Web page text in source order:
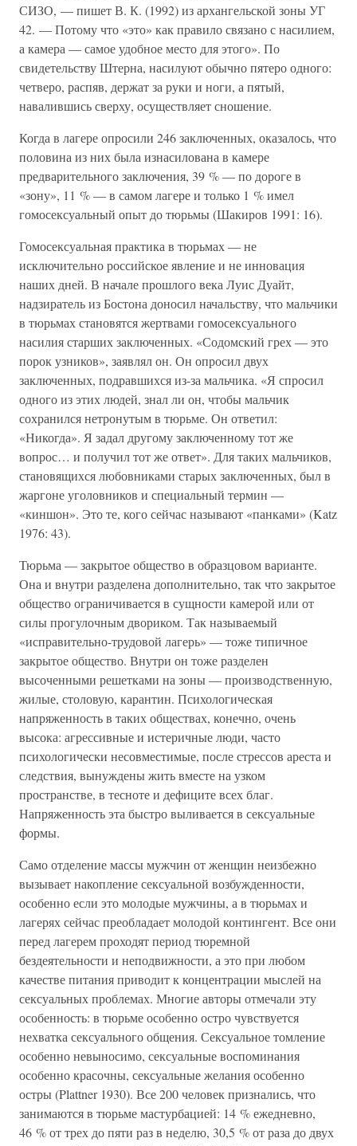
СИЗО, — пишет В. К. (1992) из архангельской зоны УГ
42. — Потому что «это» как правило связано с насилием,
а камера — самое удобное место для этого». По
свидетельству Штерна, насилуют обычно пятеро одного:
четверо, распяв, держат за руки и ноги, а пятый,
навалившись сверху, осуществляет сношение.
Когда в лагере опросили 246 заключенных, оказалось, что
половина из них была изнасилована в камере
предварительного заключения, 39 % — по дороге в
«зону», 11 % — в самом лагере и только 1 % имел
гомосексуальный опыт до тюрьмы (Шакиров 1991: 16).
Гомосексуальная практика в тюрьмах — не
исключительно российское явление и не инновация
наших дней. В начале прошлого века Луис Дуайт,
надзиратель из Бостона доносил начальству, что мальчики
в тюрьмах становятся жертвами гомосексуального
насилия старших заключенных. «Содомский грех — это
порок узников», заявлял он. Он опросил двух
заключенных, подравшихся из-за мальчика. «Я спросил
одного из этих людей, знал ли он, чтобы мальчик
сохранился нетронутым в тюрьме. Он ответил:
«Никогда». Я задал другому заключенному тот же
вопрос… и получил тот же ответ». Для таких мальчиков,
становящихся любовниками старых заключенных, был в
жаргоне уголовников и специальный термин —
«киншон». Это те, кого сейчас называют «панками» (Katz
1976: 43).
Тюрьма — закрытое общество в образцовом варианте.
Она и внутри разделена дополнительно, так что закрытое
общество ограничивается в сущности камерой или от
силы прогулочным двориком. Так называемый
«исправительно-трудовой лагерь» — тоже типичное
закрытое общество. Внутри он тоже разделен
высоченными решетками на зоны — производственную,
жилые, столовую, карантин. Психологическая
напряженность в таких обществах, конечно, очень
высока: агрессивные и истеричные люди, часто
психологически несовместимые, после стрессов ареста и
следствия, вынуждены жить вместе на узком
пространстве, в тесноте и дефиците всех благ.
Напряженность эта быстро выливается в сексуальные
формы.
Само отделение массы мужчин от женщин неизбежно
вызывает накопление сексуальной возбужденности,
особенно если это молодые мужчины, а в тюрьмах и
лагерях сейчас преобладает молодой контингент. Все они
перед лагерем проходят период тюремной
бездеятельности и неподвижности, а это при любом
качестве питания приводит к концентрации мыслей на
сексуальных проблемах. Многие авторы отмечали эту
особенность: в тюрьме особенно остро чувствуется
нехватка сексуального общения. Сексуальное томление
особенно невыносимо, сексуальные воспоминания
особенно красочны, сексуальные желания особенно
остры (Plattner 1930). Все 200 человек признались, что
занимаются в тюрьме мастурбацией: 14 % ежедневно,
46 % от трех до пяти раз в неделю, 30,5 % от раза до двух